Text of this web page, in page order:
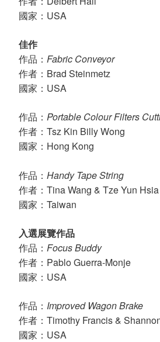
國家： USA
佳作
作品： Fabric Conveyor
作者： Brad Steinmetz
國家： USA
作品： Portable Colour Filters
作者： Tsz Kin Billy Wong
國家： Hong Kong
作品： Handy Tape String
作者： Tina Wang & Tze Yun Hsia
國家： Taiwan
入選展覽作品
作品： Focus Buddy
作者： Pablo Guerra-Monje
國家： USA
作品： Improved Wagon Brake
作者： Timothy Francis &
國家： USA